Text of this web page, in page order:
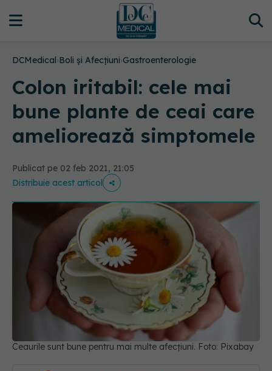
DCMedical›Boli și Afecțiuni›Gastroenterologie
Colon iritabil: cele mai
bune plante de ceai care
ameliorează simptomele
Publicat pe 02 feb 2021, 21:05
Distribuie acest articol
Ceaurile sunt bune pentru mai multe afecțiuni. Foto: Pixabay